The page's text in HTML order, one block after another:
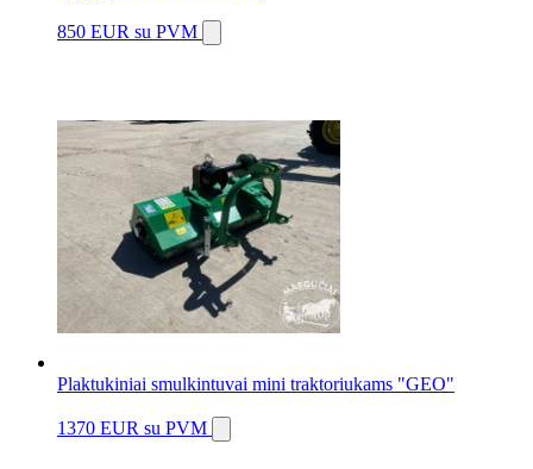
850 EUR su PVM
Plaktukiniai smulkintuvai mini traktoriukams "GEO"
1370 EUR su PVM